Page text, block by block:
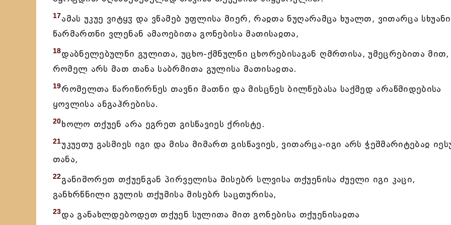
17ამას უკუე ვიტყჳ და ვწამებ უფლისა მიერ, რაჲთა ნუღარამცა ხუალთ, ვითარცა
წარმართნი ვლენან ამაოებითა გონებისა მათისაჲთა,
18დაბნელებულნი გულითა, უცხო-ქმნულნი ცხორებისაგან ღმრთისა, უმეცრებითა მით,
რომელ არს მათ თანა საბრმითა გულისა მათისაჲთა.
19რომელთა წარიწირნეს თავნი მათნი და მისცნეს ბილწებასა საქმედ არაწმიდებისა
ყოვლისა ანგაჰრებისა.
20ხოლო თქუენ არა ეგრეთ გისწავიეს ქრისტე.
21უკუეთუ გასმიეს იგი და მისა მიმართ გისწავიეს, ვითარცა-იგი არს ჭეშმარიტებაჲ
თანა,
22განიშორეთ თქუენგან პირველისა მისებრ სლვისა თქუენისა ძუელი იგი კაცი,
განხრწნილი გულის თქუმისა მისებრ საცთურისა,
23და განახლდებოდეთ თქუენ სულითა მით გონებისა თქუენისაჲთა